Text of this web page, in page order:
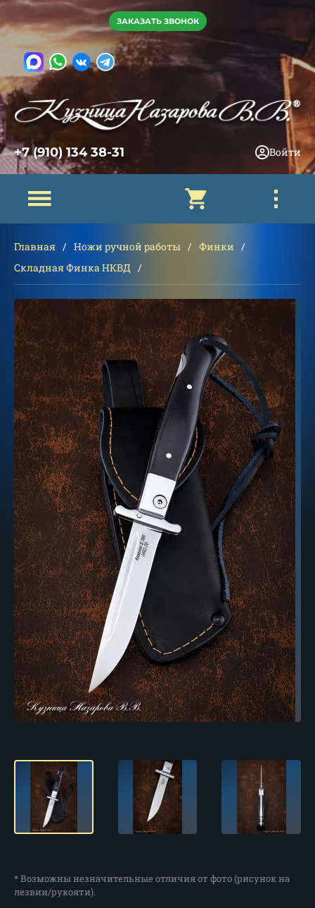
ЗАКАЗАТЬ ЗВОНОК
+7 (910) 134 38-31 Войти
Главная Ножи ручной работы
Финки
Складная Финка НКВД
* Возможны незначительные отличия от фото (рисунок на
лезвии/рукояти).